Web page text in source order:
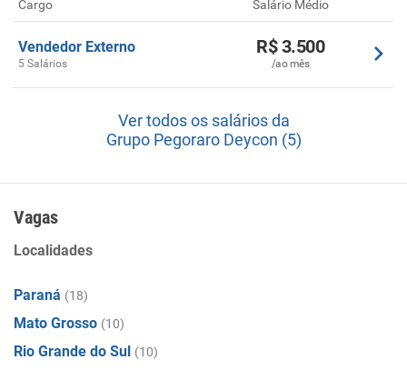
Cargo Salário Médio
Vendedor Externo
5 Salários
R$ 3.500
/ao mês
Ver todos os salários da
Grupo Pegoraro Deycon (5)
Vagas
Localidades
Paraná (18)
Mato Grosso (10)
Rio Grande do Sul (10)